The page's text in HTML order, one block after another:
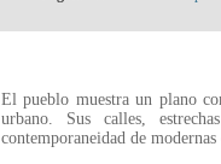
El pueblo muestra un plano
urbano. Sus calles,
contemporaneidad de